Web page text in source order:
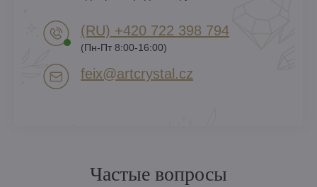
(RU) +420 722 398 794​
(Пн-Пт 8:00-16:00)
feix​@artcrystal​.cz
Частые вопросы